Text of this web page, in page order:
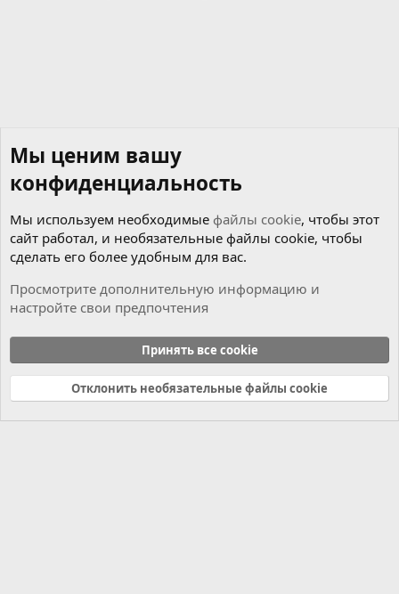
Cookies
Russian (RU)
Связь с нами
Условия и правила
Политика конфиденциальности
Справка Главная
R
Мы ценим вашу
конфиденциальность
Мы используем необходимые файлы cookie, чтобы этот
сайт работал, и необязательные файлы cookie, чтобы
сделать его более удобным для вас.
Просмотрите дополнительную информацию и
настройте свои предпочтения
Принять все cookie
Отклонить необязательные файлы cookie